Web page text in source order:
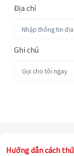
Địa chỉ
Ghi chú
Hướng dẫn cách